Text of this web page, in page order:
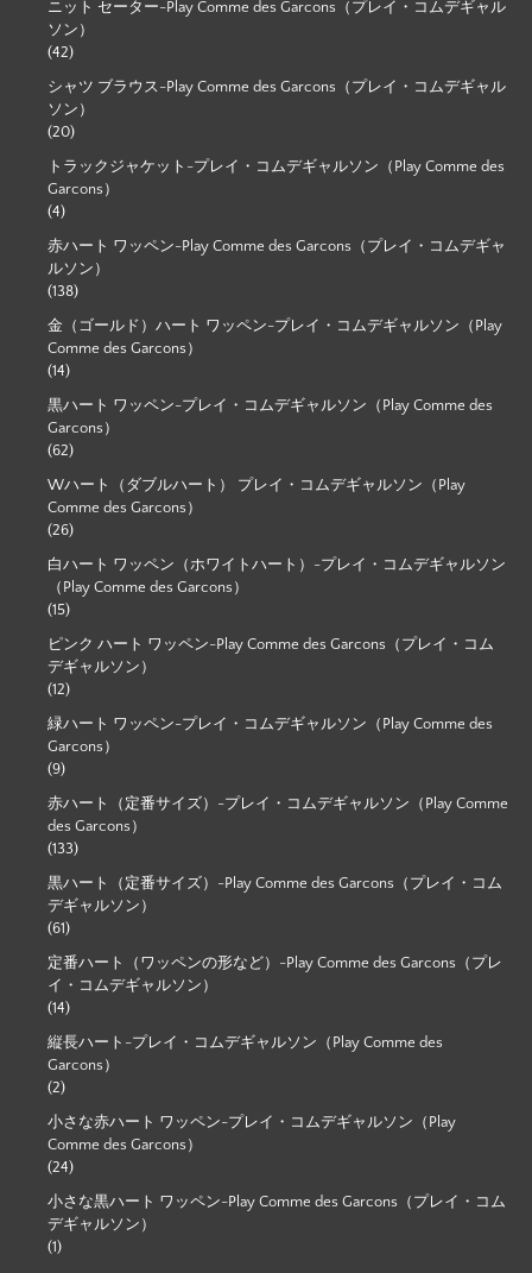
ニット セーター-Play Comme des Garcons（プレイ・コムデギャル
ソン）
(42)
シャツ ブラウス-Play Comme des Garcons（プレイ・コムデギャル
ソン）
(20)
トラックジャケット-プレイ・コムデギャルソン（Play Comme des
Garcons）
(4)
赤ハート ワッペン-Play Comme des Garcons（プレイ・コムデギャ
ルソン）
(138)
金（ゴールド）ハート ワッペン-プレイ・コムデギャルソン（Play
Comme des Garcons）
(14)
黒ハート ワッペン-プレイ・コムデギャルソン（Play Comme des
Garcons）
(62)
Wハート（ダブルハート） プレイ・コムデギャルソン（Play
Comme des Garcons）
(26)
白ハート ワッペン（ホワイトハート）-プレイ・コムデギャルソン
（Play Comme des Garcons）
(15)
ピンク ハート ワッペン-Play Comme des Garcons（プレイ・コム
デギャルソン）
(12)
緑ハート ワッペン-プレイ・コムデギャルソン（Play Comme des
Garcons）
(9)
赤ハート（定番サイズ）-プレイ・コムデギャルソン（Play Comme
des Garcons）
(133)
黒ハート（定番サイズ）-Play Comme des Garcons（プレイ・コム
デギャルソン）
(61)
定番ハート（ワッペンの形など）-Play Comme des Garcons（プレ
イ・コムデギャルソン）
(14)
縦長ハート-プレイ・コムデギャルソン（Play Comme des
Garcons）
(2)
小さな赤ハート ワッペン-プレイ・コムデギャルソン（Play
Comme des Garcons）
(24)
小さな黒ハート ワッペン-Play Comme des Garcons（プレイ・コム
デギャルソン）
(1)